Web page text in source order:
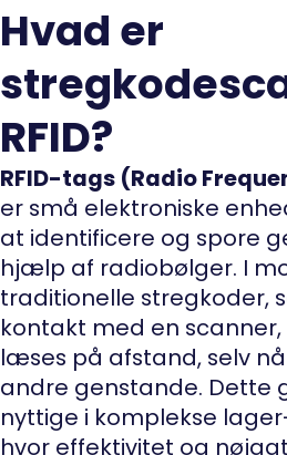
Hvad er
RFID?
RFID-tags (Radio
er små elektroniske
at identificere og spore
hjælp af radiobølger. I
traditionelle stregkoder,
kontakt med en scanner,
læses på afstand, selv
andre genstande. Dette
nyttige i komplekse
hvor effektivitet og